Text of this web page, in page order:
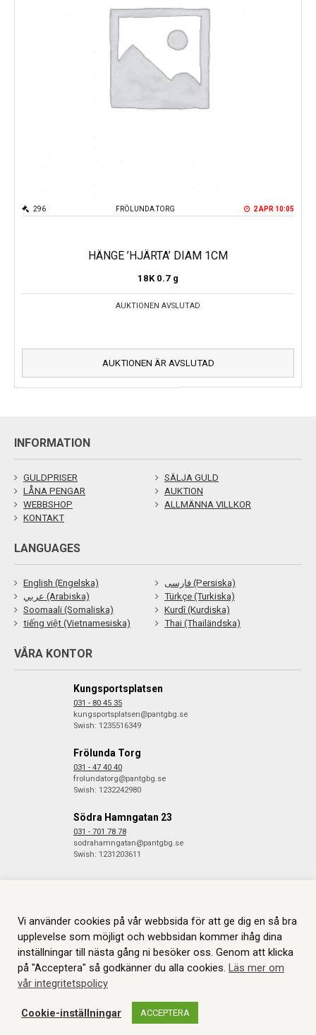
FRÖLUNDA TORG
296 2 APR 10:05
HÄNGE ’HJÄRTA’ DIAM 1CM
18K 0.7 g
AUKTIONEN AVSLUTAD
AUKTIONEN ÄR AVSLUTAD
INFORMATION
GULDPRISER
SÄLJA GULD
LÅNA PENGAR
AUKTION
WEBBSHOP
ALLMÄNNA VILLKOR
KONTAKT
LANGUAGES
English (Engelska)
فارسی (Persiska)
عربي (Arabiska)
Türkçe (Turkiska)
Soomaali (Somaliska)
Kurdî (Kurdiska)
tiếng việt (Vietnamesiska)
Thai (Thailändska)
VÅRA KONTOR
Kungsportsplatsen
031 - 80 45 35
kungsportsplatsen@pantgbg.se
Swish: 1235516349
Frölunda Torg
031 - 47 40 40
frolundatorg@pantgbg.se
Swish: 1232242980
Södra Hamngatan 23
031 - 701 78 78
sodrahamngatan@pantgbg.se
Swish: 1231203611
© 2026 Göteborgs Pantbank. Alla rättigheter reserverade. Information
om Cookies.Skapas i samarbete medJGL.
Vi använder cookies på vår webbsida för att ge dig en så bra
upplevelse som möjligt och webbsidan kommer ihåg dina
inställningar till nästa gång ni besöker oss. Genom att klicka
på "Acceptera" så godkänner du alla cookies. Läs mer om
vår integritetspolicy
Cookie-inställningar ACCEPTERA